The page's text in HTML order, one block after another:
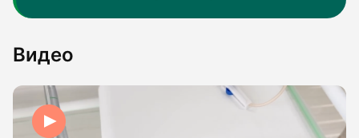
Видео